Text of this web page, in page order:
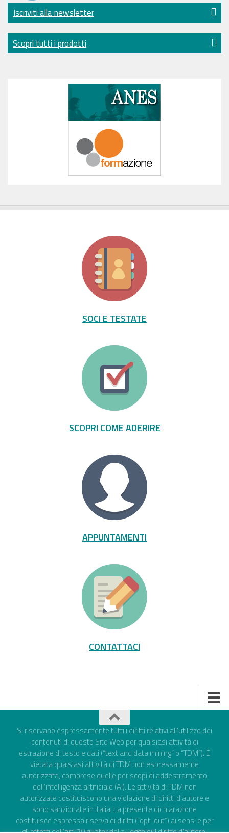
Iscriviti alla newsletter
Scopri tutti i prodotti
SOCI E TESTATE
SCOPRI COME ADERIRE
APPUNTAMENTI
CONTATTACI
Si riservano espressamente tutti i diritti relativi all’utilizzo dei
contenuti di questo Sito Web per qualsiasi attività di
estrazione di testo e dati (“text and data mining” o “TDM”). È
vietata qualsiasi attività di TDM non espressamente
autorizzata, comprese quelle per scopi di addestramento
dell’intelligenza artificiale (AI). Le attività di TDM non
autorizzate costituiscono una violazione di diritti d’autore e
sono sanzionate in Italia. La presente dichiarazione
costituisce espressa riserva di diritti (“opt-out”) ai sensi e per